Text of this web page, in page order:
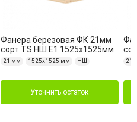
Фанера березовая ФК 21мм
сорт TS НШ Е1 1525х1525мм
21 мм 1525х1525 мм НШ
Уточнить остаток
21